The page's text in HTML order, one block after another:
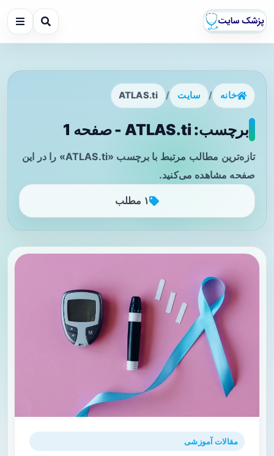
خانه / سایت /
ATLAS.ti
برچسب: ATLAS.ti - صفحه 1
تازه‌ترین مطالب مرتبط با برچسب «ATLAS.ti» را در این
صفحه مشاهده می‌کنید.
۱ مطلب
مقالات آموزشی